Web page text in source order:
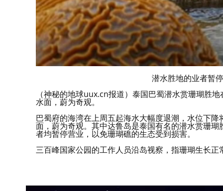
潜水胜地的业者暂
（神秘的地球uux.cn报道）泰国巴蜀潜水赏珊瑚胜
水面，蔚为奇观。
巴蜀府的海湾在上周五起海水大幅度退潮，水位下
面，蔚为奇观。其中达鲁岛是泰国有名的潜水赏珊
者均暂停营业，以免珊瑚礁的生态受到损害。
三百峰国家公园的工作人员沿岛视察，指珊瑚生长正